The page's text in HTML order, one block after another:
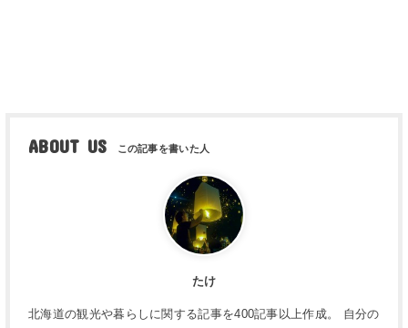
ABOUT US
たけ
北海道の観光や暮らしに関する記事を400記事以上作成。 自分の